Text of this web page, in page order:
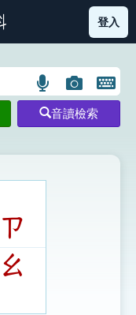
部首索引表圖示
登入
語
言
搜
示
圖
片
搜
開
鍵
圖
音讀檢索
ㄗ
ㄠ